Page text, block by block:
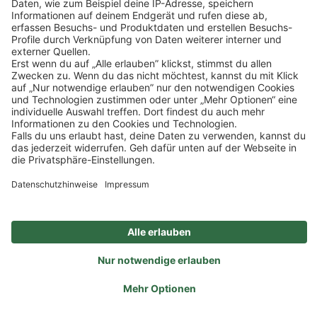
Akzeptieren
Powered by
Impressum Datenschutz
Privatsphäre-Einstellungen
Veranstaltungen
FAQ
Sitemap